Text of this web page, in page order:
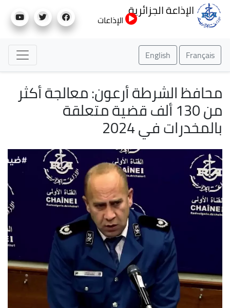
إلى
الإذاعة الجزائرية
الإذاعات
Français
English
محافظ الشرطة أرعون: معالجة أكثر
من 130 ألف قضية متعلقة
بالمخدرات في 2024